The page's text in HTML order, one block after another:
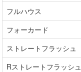
フルハウス
フォーカード
ストレートフラッシュ
Rストレートフラッシュ